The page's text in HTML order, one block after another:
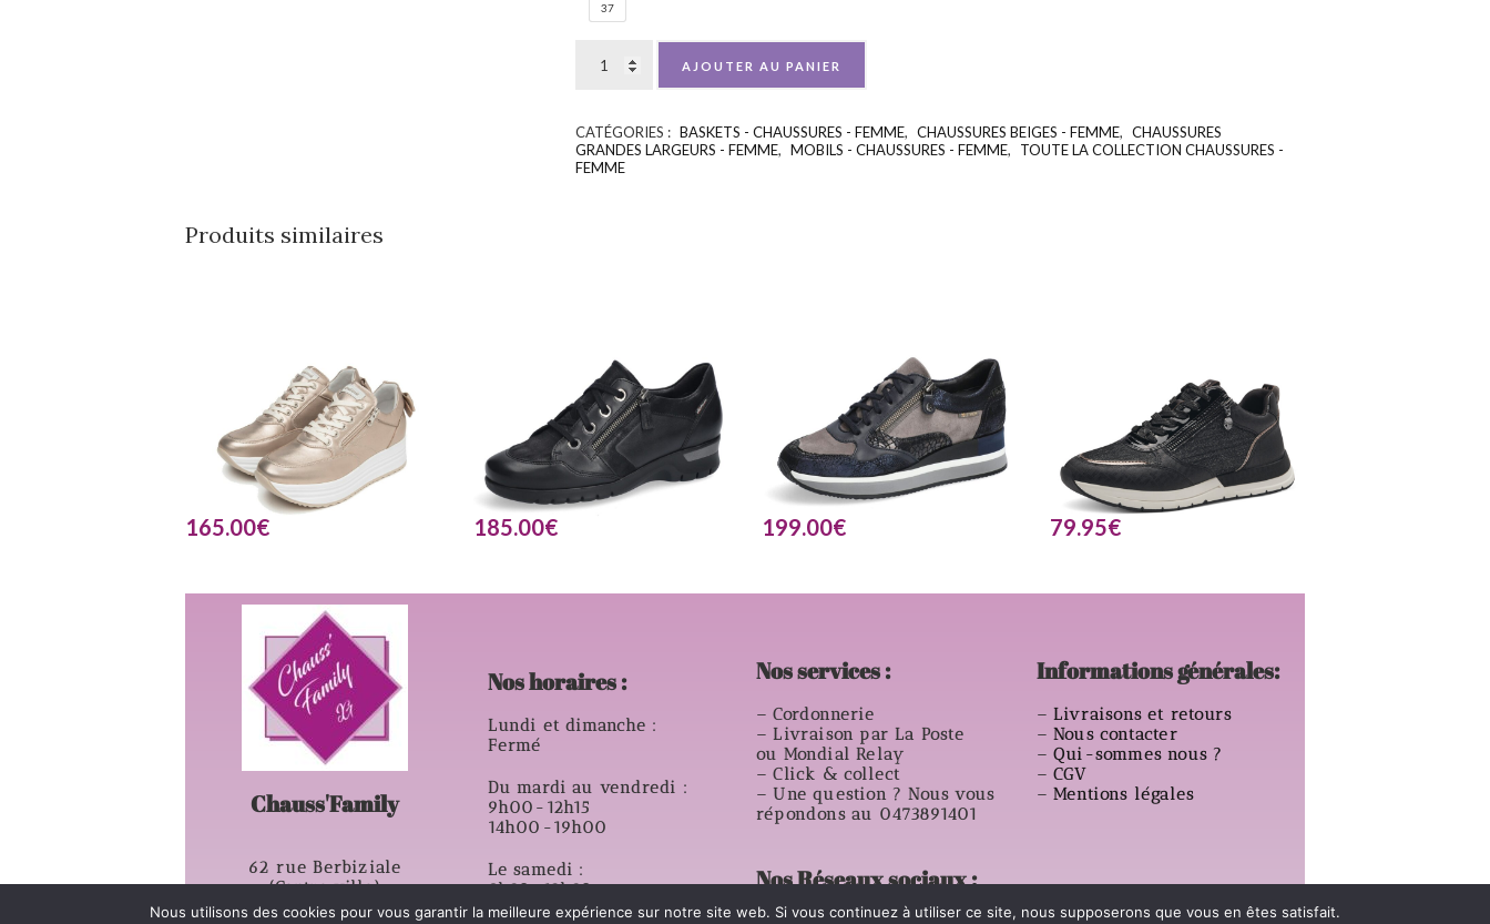
37
AJOUTER AU PANIER
CATÉGORIES : BASKETS - CHAUSSURES - FEMME, CHAUSSURES BEIGES - FEMME, CHAUSSURES
GRANDES LARGEURS - FEMME, MOBILS - CHAUSSURES - FEMME,
TOUTE LA COLLECTION CHAUSSURES -
FEMME
Produits similaires
165.00€ 185.00€ 199.00€ 79.95€
Chauss'Family
62 rue Berbiziale
(Centre ville)
63500 – Issoire
Nos horaires :
Lundi et dimanche :
Fermé
Du mardi au vendredi :
9h00-12h15
14h00-19h00
Le samedi :
8h30-12h30
14h00- 18h00
Nos services :
– Cordonnerie
– Livraison par La Poste
ou Mondial Relay
– Click & collect
– Une question ? Nous vous
répondons au 0473891401
Nos Réseaux sociaux :
Informations générales:
– Livraisons et retours
– Nous contacter
– Qui-sommes nous ?
– CGV
– Mentions légales
Nous utilisons des cookies pour vous garantir la meilleure expérience sur notre site web. Si vous continuez à utiliser ce site, nous supposerons que vous en êtes satisfait.